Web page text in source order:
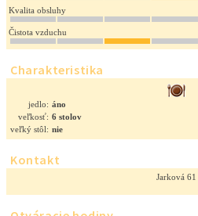
Kvalita obsluhy
Čistota vzduchu
Charakteristika
jedlo: áno
veľkosť: 6 stolov
veľký stôl: nie
Kontakt
Jarková 61